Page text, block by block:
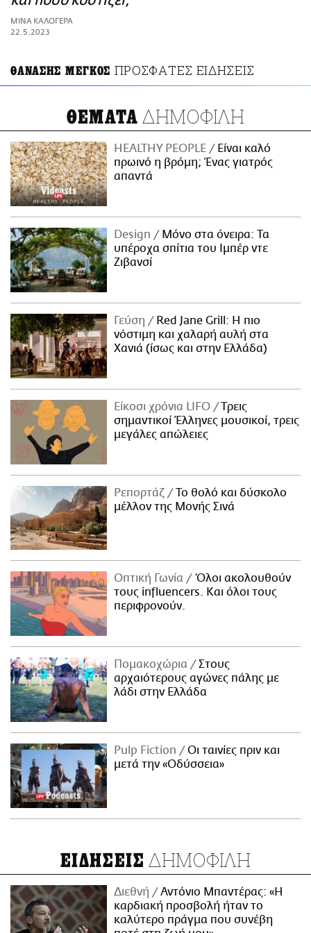
ΑΜΠΑ
PRINT
ΜΙΝΑ ΚΑΛΟΓΕΡΑ
22.5.2023
ΘΑΝΑΣΗΣ ΜΕΓΚΟΣ ΠΡΟΣΦΑΤΕΣ ΕΙΔΗΣΕΙΣ
ΘΕΜΑΤΑ ΔΗΜΟΦΙΛΗ
HEALTHY PEOPLE
Είναι καλό
πρωινό η βρόμη; Ένας γιατρός
απαντά
Design
Μόνο στα όνειρα: Τα
υπέροχα σπίτια του Ιμπέρ ντε
Ζιβανσί
Γεύση
Red Jane Grill: Η πιο
νόστιμη και χαλαρή αυλή στα
Χανιά (ίσως και στην Ελλάδα)
Είκοσι χρόνια LIFO
Tρεις
σημαντικοί Έλληνες μουσικοί, τρεις
μεγάλες απώλειες
Ρεπορτάζ
Το θολό και δύσκολο
μέλλον της Μονής Σινά
Οπτική Γωνία
Όλοι ακολουθούν
τους influencers. Και όλοι τους
περιφρονούν.
Πομακοχώρια
Στους
αρχαιότερους αγώνες πάλης με
λάδι στην Ελλάδα
Pulp Fiction
Οι ταινίες πριν και
μετά την «Οδύσσεια»
ΕΙΔΗΣΕΙΣ ΔΗΜΟΦΙΛΗ
Διεθνή
Αντόνιο Μπαντέρας: «Η
καρδιακή προσβολή ήταν το
καλύτερο πράγμα που συνέβη